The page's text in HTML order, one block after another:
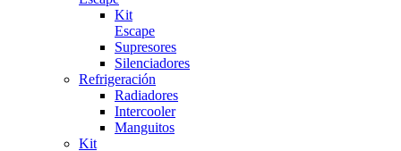
Kit
Escape
Supresores
Silenciadores
Refrigeración
Radiadores
Intercooler
Manguitos
Kit